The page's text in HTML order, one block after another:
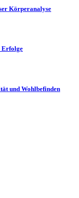
Körperanalyse
Erfolge
und Wohlbefinden